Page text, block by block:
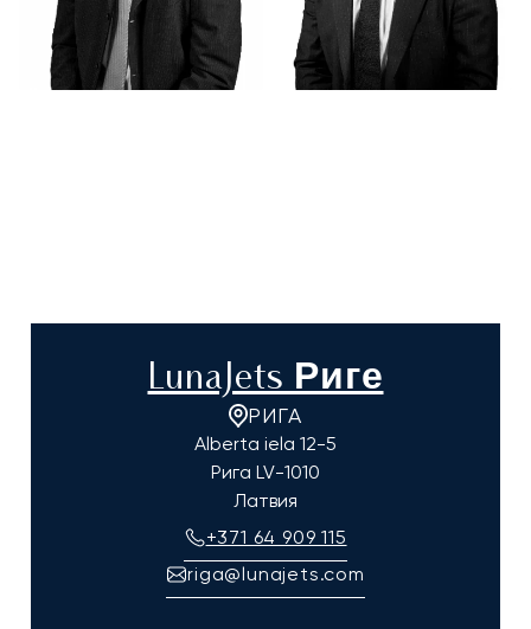
LunaJets Риге
РИГА
Alberta iela 12-5
Рига LV-1010
Латвия
+371 64 909 115
riga@lunajets.com